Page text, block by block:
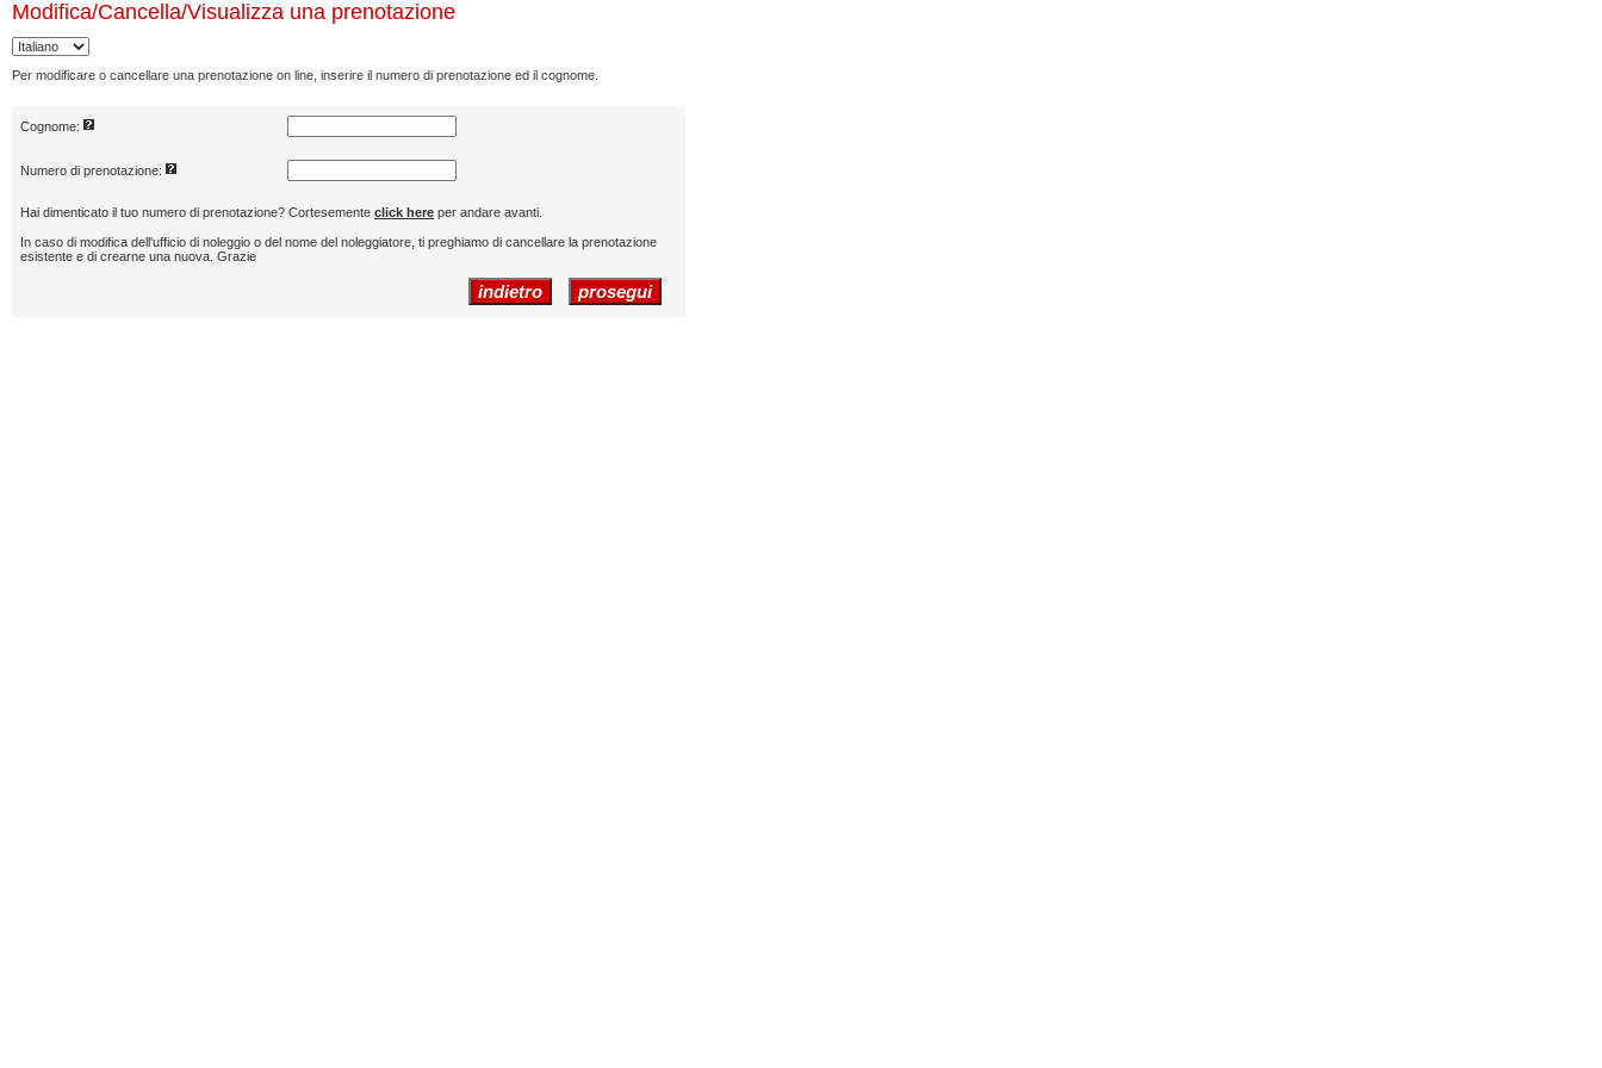
Modifica/Cancella/Visualizza una prenotazione
Per modificare o cancellare una prenotazione on line, inserire il numero di prenotazione ed il cognome.
Cognome:
Numero di prenotazione:
Hai dimenticato il tuo numero di prenotazione? Cortesemente click here per andare avanti.
In caso di modifica dell'ufficio di noleggio o del nome del noleggiatore, ti preghiamo di cancellare la prenotazione
esistente e di crearne una nuova. Grazie